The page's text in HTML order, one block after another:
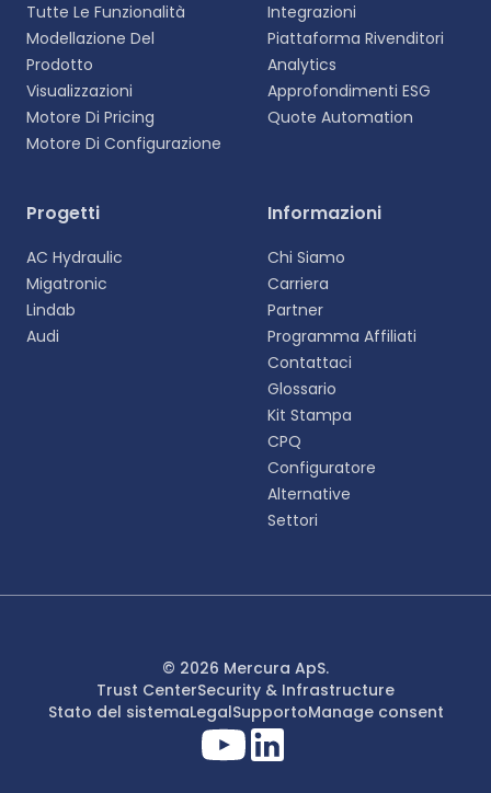
Tutte Le Funzionalità
Modellazione Del
Prodotto
Visualizzazioni
Motore Di Pricing
Motore Di Configurazione
Integrazioni
Piattaforma Rivenditori
Analytics
Approfondimenti ESG
Quote Automation
Progetti
AC Hydraulic
Migatronic
Lindab
Audi
Informazioni
Chi Siamo
Carriera
Partner
Programma Affiliati
Contattaci
Glossario
Kit Stampa
CPQ
Configuratore
Alternative
Settori
© 2026 Mercura ApS.
Trust CenterSecurity & Infrastructure
Stato del sistemaLegalSupportoManage consent